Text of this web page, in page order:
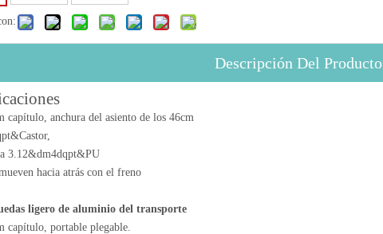
Descripción Del Producto
capítulo, anchura del asiento de los 46cm
3.12&dm4dqpt&PU
hacia atrás con el freno
ligero de aluminio del transporte
capítulo, portable plegable.